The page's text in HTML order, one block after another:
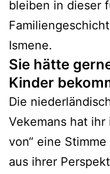
bleiben in dieser
Ismene.
Sie hätte
Kinder
Die
Vekemans hat ihr
von“ eine
aus ihrer